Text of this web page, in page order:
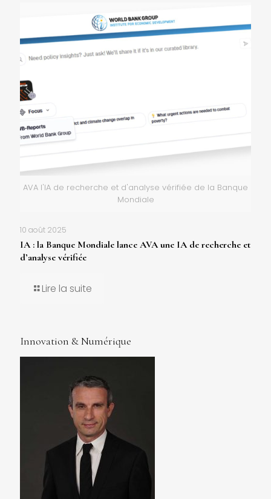
AVA l'IA de recherche et d'analyse vérifiée de la Banque
Mondiale
10 août 2025
IA : la Banque Mondiale lance AVA une IA de recherche et
d’analyse vérifiée
Lire la suite
Innovation & Numérique